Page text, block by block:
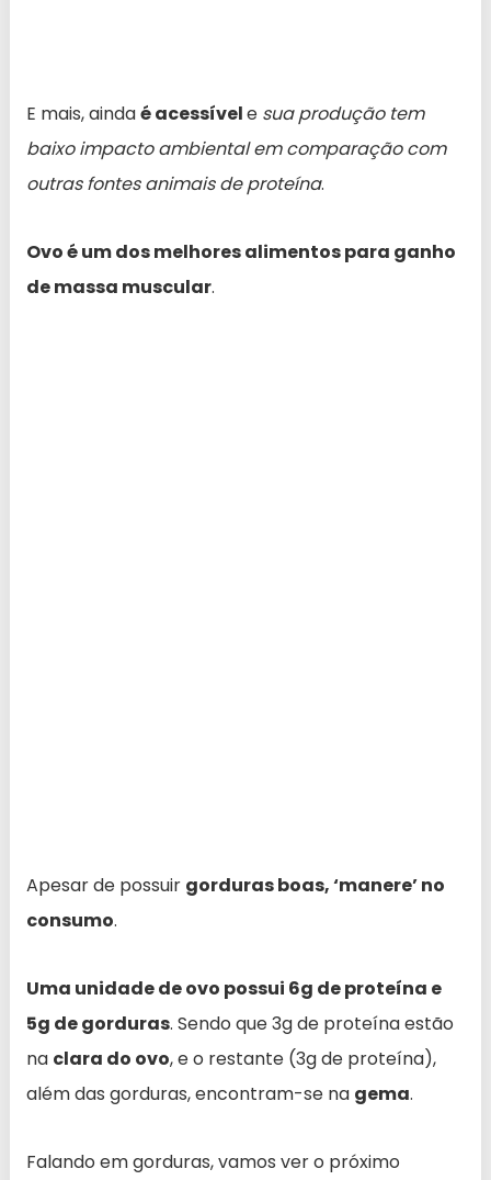
E mais, aindaé acessívele sua produção tem
baixo impacto ambiental em comparação com
outras fontes animais de proteína.
Ovo é um dos melhores alimentos para ganho
de massa muscular.
Apesar de possuir gorduras boas, ‘manere’ no
consumo.
Uma unidade de ovo possui 6g de proteína e
5g de gorduras. Sendo que 3g de proteína estão
na clara do ovo, e o restante (3g de proteína),
além das gorduras, encontram-se na gema.
Falando em gorduras, vamos ver o próximo